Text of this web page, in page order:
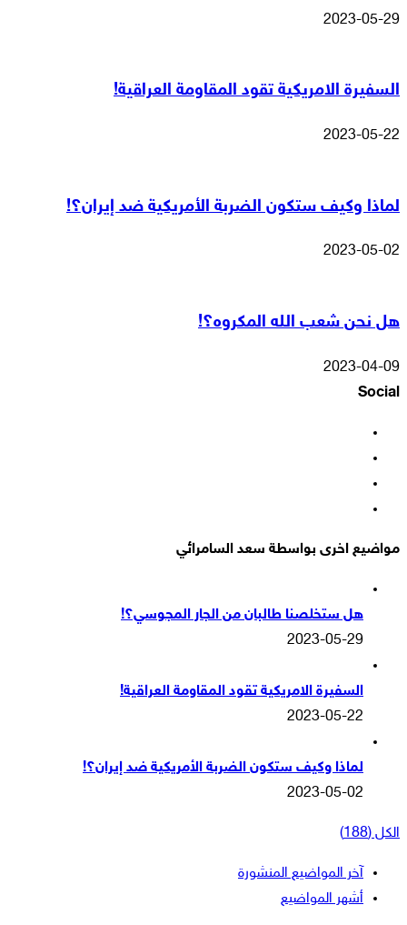
2023-05-29
السفيرة الامريكية تقود المقاومة العراقية!
2023-05-22
لماذا وكيف ستكون الضربة الأمريكية ضد إيران؟!
2023-05-02
هل نحن شعب الله المكروه؟!
2023-04-09
Social
مواضيع اخرى بواسطة سعد السامرائي
هل ستخلصنا طالبان من الجار المجوسي؟!
2023-05-29
السفيرة الامريكية تقود المقاومة العراقية!
2023-05-22
لماذا وكيف ستكون الضربة الأمريكية ضد إيران؟!
2023-05-02
الكل (188)
آخر المواضيع المنشورة
أشهر المواضيع